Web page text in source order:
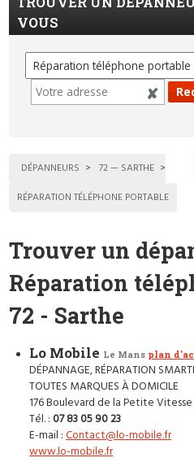
VOUS
DÉPANNEURS
72 — SARTHE
RÉPARATION TÉLÉPHONE PORTABLE
Trouver un
Réparation
72 - Sarthe
Lo Mobile Le Mans plan
DÉPANNAGE, RÉPARATION
TOUTES MARQUES À DOMICILE
176 Boulevard de la Petite Vitesse
Tél. : 07 83 05 90 23
E-mail :Contact@lo-mobile.fr
www.lo-mobile.fr